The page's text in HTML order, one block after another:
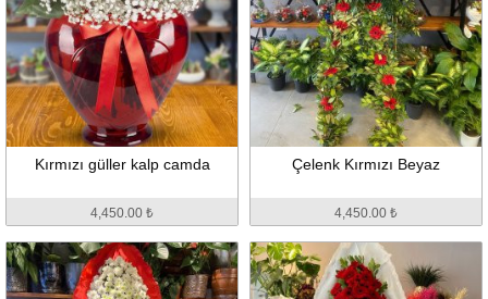
Kırmızı güller kalp camda
4,450.00 ₺
Çelenk Kırmızı Beyaz
4,450.00 ₺